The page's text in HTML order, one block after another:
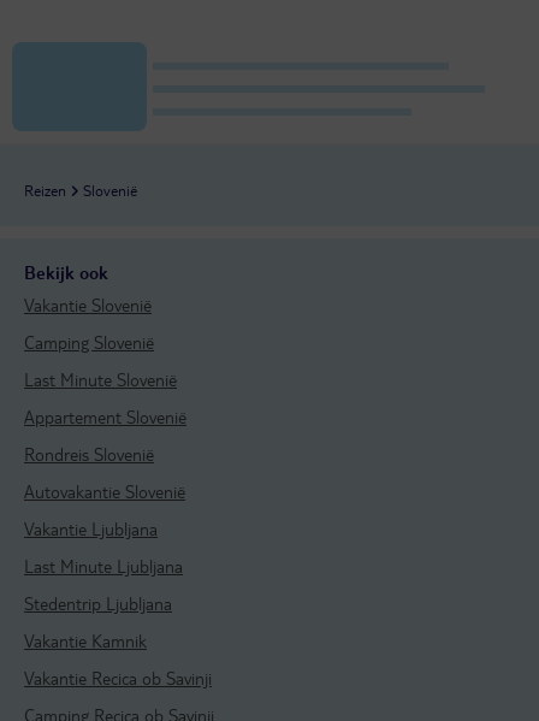
Reizen Slovenië
Bekijk ook
Vakantie Slovenië
Camping Slovenië
Last Minute Slovenië
Appartement Slovenië
Rondreis Slovenië
Autovakantie Slovenië
Vakantie Ljubljana
Last Minute Ljubljana
Stedentrip Ljubljana
Vakantie Kamnik
Vakantie Recica ob Savinji
Camping Recica ob Savinji